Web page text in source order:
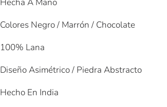
Colores Negro / Marrón / Chocolate
100% Lana
Diseño Asimétrico / Piedra Abstracto
Hecho En India